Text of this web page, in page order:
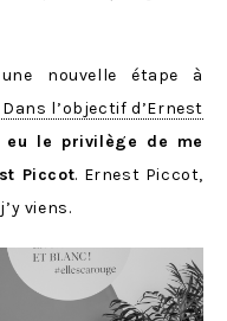
nouvelle étape à
Dans l’objectif d’Ernest
eu le privilège de me
Piccot. Ernest Piccot,
viens.